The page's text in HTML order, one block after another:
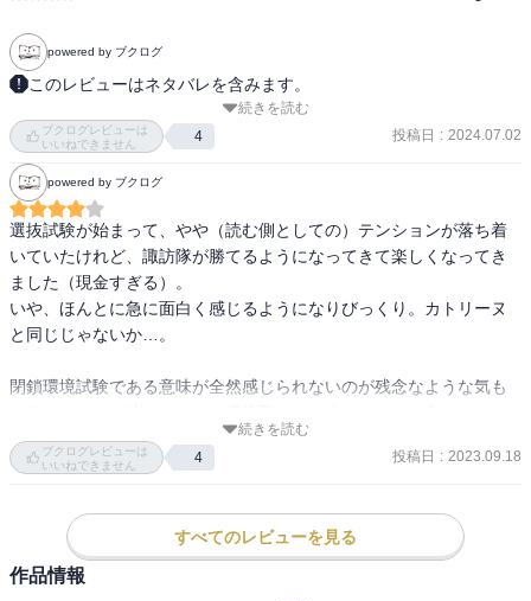
powered by ブクログ
このレビューはネタバレを含みます。
3日目を迎えた遠征選抜試験！ 修たち諏訪7番隊は、戦闘シミュレー
ション演習のユニット増加で苦戦するも、総合順位は上昇。だが突
然、香取がやる気を失ってしまい…。主力の気力消失に、修はどう
する!?
・‥…━━━☆・‥…━━━☆・‥…━━━☆
感想は最終巻にまとめて記載予定です。
続きを読む
ブクログレビューは
いいねできません
4 投稿日 : 2024.07.02
powered by ブクログ
選抜試験が始まって、やや（読む側としての）テンションが落ち着
いていたけれど、諏訪隊が勝てるようになってきて楽しくなってき
ました（現金すぎる）。
いや、ほんとに急に面白く感じるようになりびっくり。カトリーヌ
と同じじゃないか…。
閉鎖環境試験である意味が全然感じられないのが残念なような気も
燃えるてるてるが良かったです。
早いとこ戦闘試験を見せてください。
続きを読む
ブクログレビューは
いいねできません
4 投稿日 : 2023.09.18
すべてのレビューを見る
作品情報